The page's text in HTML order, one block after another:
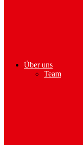
Über uns
Team